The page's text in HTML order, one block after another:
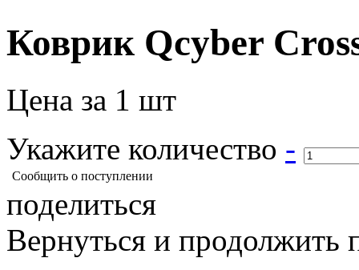
Коврик Qcyber
Цена за 1 шт
Укажите количество -
Сообщить о поступлении
поделиться
Вернуться и продолжить